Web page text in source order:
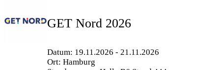
GET Nord 2026
Datum: 19.11.2026 - 21.11.2026
Ort: Hamburg